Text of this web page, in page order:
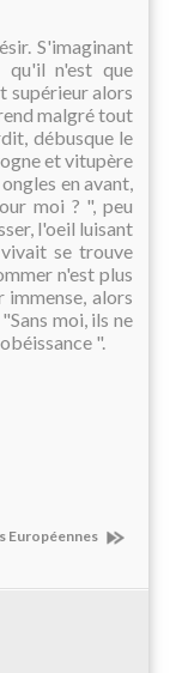
S'imaginant
qu'il n'est que
supérieur alors
malgré tout
débusque le
et vitupère
en avant,
moi ? ", peu
l'oeil luisant
se trouve
n'est plus
immense, alors
moi, ils ne
".
Européennes